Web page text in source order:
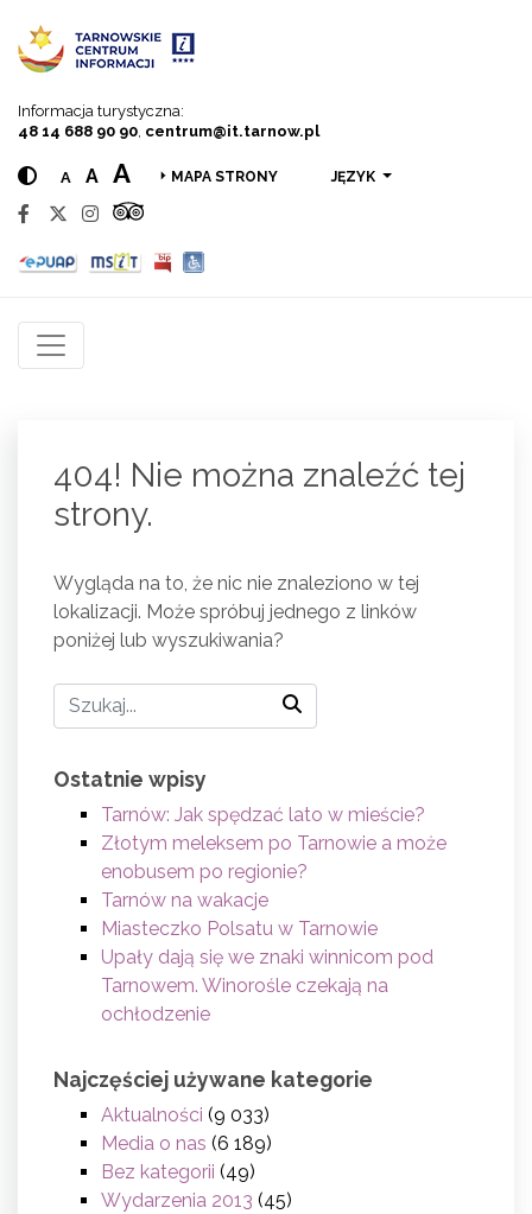
Informacja turystyczna:
48 14 688 90 90 centrum@it.tarnow.pl
A A A MAPA STRONY JĘZYK
404! Nie można znaleźć tej
strony.
Wygląda na to, że nic nie znaleziono w tej
lokalizacji. Może spróbuj jednego z linków
poniżej lub wyszukiwania?
Ostatnie wpisy
Tarnów: Jak spędzać lato w mieście?
Złotym meleksem po Tarnowie a może
enobusem po regionie?
Tarnów na wakacje
Miasteczko Polsatu w Tarnowie
Upały dają się we znaki winnicom pod
Tarnowem. Winorośle czekają na
ochłodzenie
Najczęściej używane kategorie
Aktualności (9 033)
Media o nas (6 189)
Bez kategorii (49)
Wydarzenia 2013 (45)